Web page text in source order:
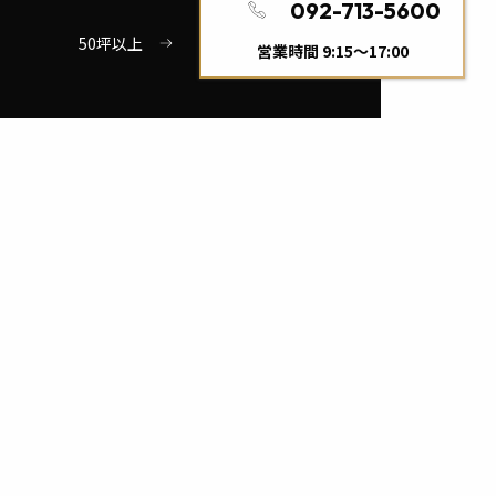
092-713-5600
営業時間 9:15〜17:00
50坪以上